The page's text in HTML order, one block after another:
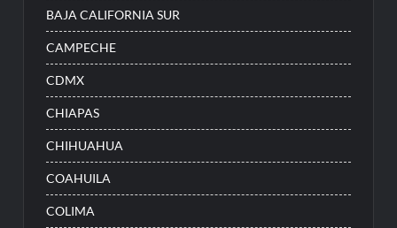
BAJA CALIFORNIA SUR
CAMPECHE
CDMX
CHIAPAS
CHIHUAHUA
COAHUILA
COLIMA